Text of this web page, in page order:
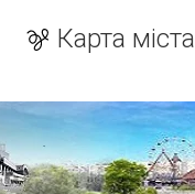
Карта міста